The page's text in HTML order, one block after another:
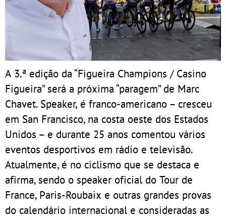
A 3.ª edição da “Figueira Champions / Casino
Figueira” será a próxima “paragem” de Marc
Chavet. Speaker, é franco-americano – cresceu
em San Francisco, na costa oeste dos Estados
Unidos – e durante 25 anos comentou vários
eventos desportivos em rádio e televisão.
Atualmente, é no ciclismo que se destaca e
afirma, sendo o speaker oficial do Tour de
France, Paris-Roubaix e outras grandes provas
do calendário internacional e consideradas as